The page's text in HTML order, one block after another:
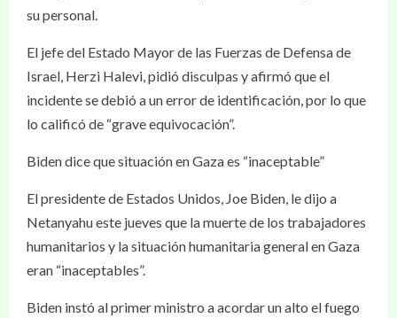
su personal.
El jefe del Estado Mayor de las Fuerzas de Defensa de
Israel, Herzi Halevi, pidió disculpas y afirmó que el
incidente se debió a un error de identificación, por lo que
lo calificó de “grave equivocación”.
Biden dice que situación en Gaza es “inaceptable”
El presidente de Estados Unidos, Joe Biden, le dijo a
Netanyahu este jueves que la muerte de los trabajadores
humanitarios y la situación humanitaria general en Gaza
eran “inaceptables”.
Biden instó al primer ministro a acordar un alto el fuego